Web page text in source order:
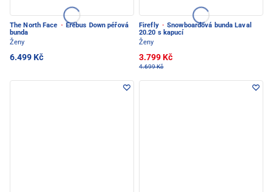
The North Face · Erebus Down péřová
bunda
Ženy
6.499 Kč
Firefly · Snowboardová bunda Laval
20.20 s kapucí
Ženy
3.799 Kč
4.699 Kč